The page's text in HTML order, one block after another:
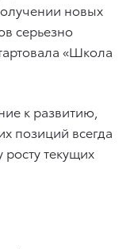
новых
серьезно
«Школа
к развитию,
позиций всегда
текущих